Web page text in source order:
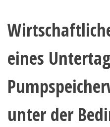
eines
unter der